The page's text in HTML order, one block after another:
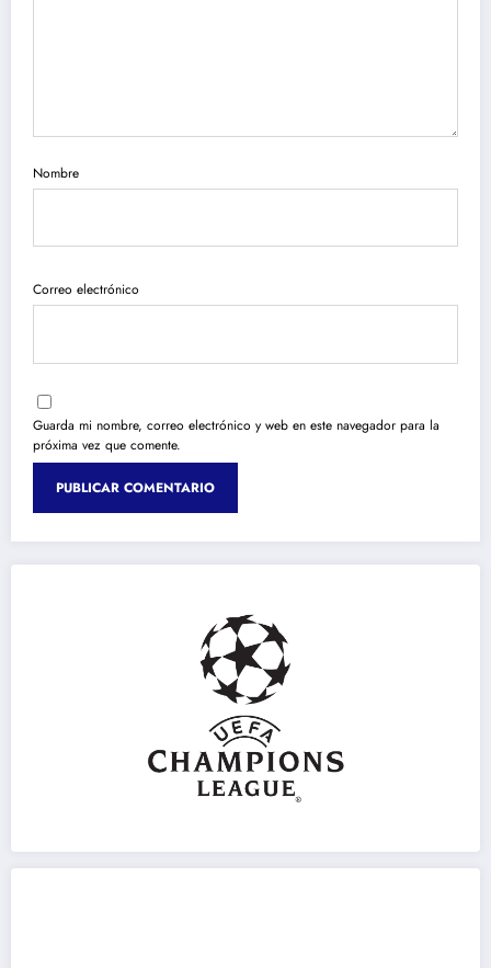
Nombre
Correo electrónico
Guarda mi nombre, correo electrónico y web en este navegador para la
próxima vez que comente.